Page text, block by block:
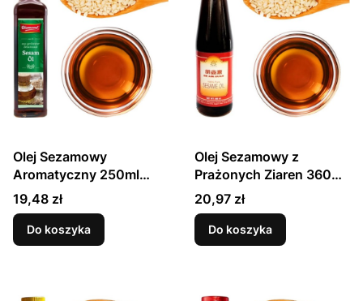
Olej Sezamowy
Aromatyczny 250ml
DIAMOND
Cena
19,48 zł
Do koszyka
Olej Sezamowy z
Prażonych Ziaren 360ml
OH AIK GUAN
Cena
20,97 zł
Do koszyka